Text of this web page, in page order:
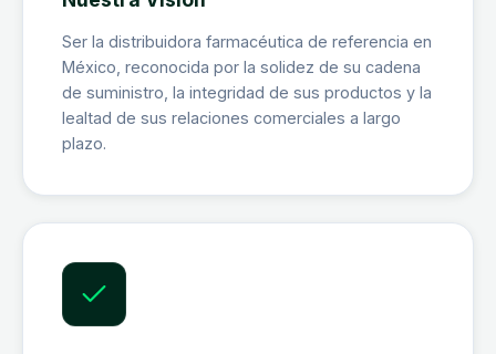
Ser la distribuidora farmacéutica de referencia en
México, reconocida por la solidez de su cadena
de suministro, la integridad de sus productos y la
lealtad de sus relaciones comerciales a largo
plazo.